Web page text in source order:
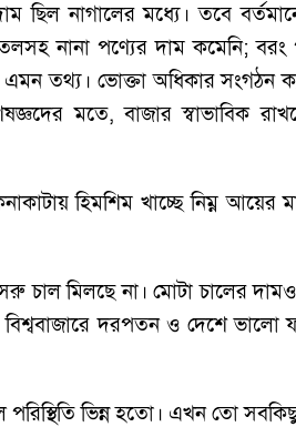
ছিল নাগালের মধ্যে। তবে
নানা পণ্যের দাম কমেনি; বরং
তথ্য। ভোক্তা অধিকার সংগঠন
মতে, বাজার স্বাভাবিক
হিমশিম খাচ্ছে নিম্ন আয়ের
সরু চাল মিলছে না। মোটা চালের
দরপতন ও দেশে ভালো
ভিন্ন হতো। এখন তো